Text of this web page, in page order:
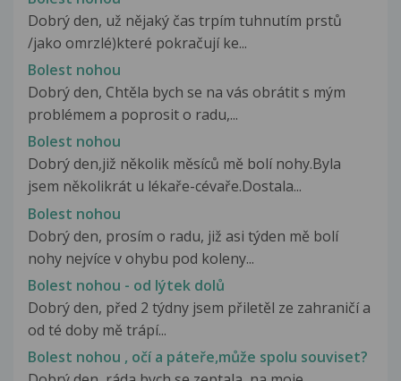
Dobrý den, už nějaký čas trpím tuhnutím prstů
/jako omrzlé)které pokračují ke...
Bolest nohou
Dobrý den, Chtěla bych se na vás obrátit s mým
problémem a poprosit o radu,...
Bolest nohou
Dobrý den,již několik měsíců mě bolí nohy.Byla
jsem několikrát u lékaře-cévaře.Dostala...
Bolest nohou
Dobrý den, prosím o radu, již asi týden mě bolí
nohy nejvíce v ohybu pod koleny...
Bolest nohou - od lýtek dolů
Dobrý den, před 2 týdny jsem přiletěl ze zahraničí a
od té doby mě trápí...
Bolest nohou , očí a páteře,může spolu souviset?